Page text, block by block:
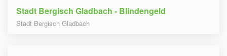
Stadt Bergisch Gladbach - Blindengeld
Stadt Bergisch Gladbach